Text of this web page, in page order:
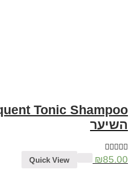
השיער
₪85.00
Quick View